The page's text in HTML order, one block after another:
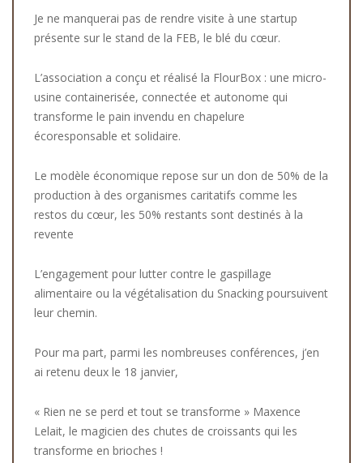
Je ne manquerai pas de rendre visite à une startup
présente sur le stand de la FEB, le blé du cœur.
L’association a conçu et réalisé la FlourBox : une micro-
usine containerisée, connectée et autonome qui
transforme le pain invendu en chapelure
écoresponsable et solidaire.
Le modèle économique repose sur un don de 50% de la
production à des organismes caritatifs comme les
restos du cœur, les 50% restants sont destinés à la
revente
L’engagement pour lutter contre le gaspillage
alimentaire ou la végétalisation du Snacking poursuivent
leur chemin.
Pour ma part, parmi les nombreuses conférences, j’en
ai retenu deux le 18 janvier,
« Rien ne se perd et tout se transforme » Maxence
Lelait, le magicien des chutes de croissants qui les
transforme en brioches !